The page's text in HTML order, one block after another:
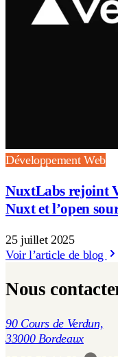
Développement Web
NuxtLabs rejoint
Nuxt et l’open
25 juillet 2025
Voir l’article de blog
Nous
90 Cours de Verdun,
33000 Bordeaux